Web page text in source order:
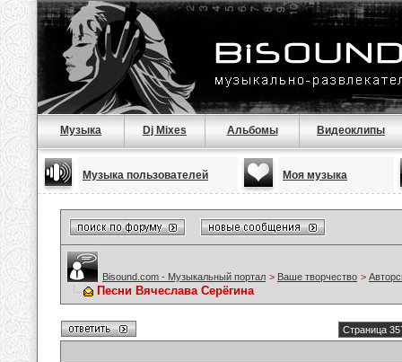
Музыка Dj Mixes Альбомы Видеоклипы
Музыка пользователей Моя музыка
Bisound.com - Музыкальный портал > Ваше творчество >
Песни Вячеслава Серёгина
Страница